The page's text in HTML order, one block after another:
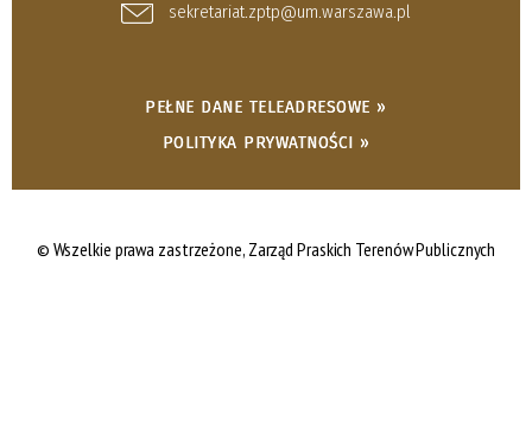
sekretariat.zptp@um.warszawa.pl
PEŁNE DANE TELEADRESOWE »
POLITYKA PRYWATNOŚCI »
© Wszelkie prawa zastrzeżone, Zarząd Praskich Terenów Publicznych